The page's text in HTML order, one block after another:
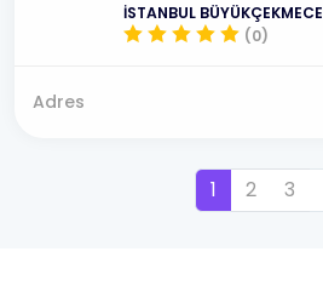
İSTANBUL BÜYÜKÇEKMECE
(0)
Adres
1 2 3